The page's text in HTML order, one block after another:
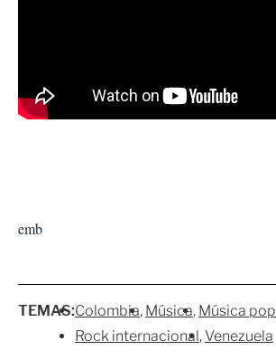
emb
TEMAS:Colombia Música Música pop
Rock internacional Venezuela